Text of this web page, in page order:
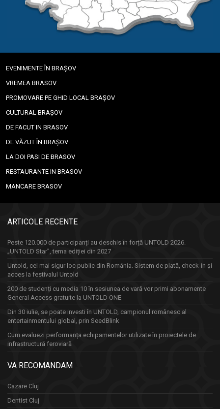
EVENIMENTE ÎN BRAȘOV
VREMEA BRASOV
PROMOVARE PE GHID LOCAL BRAȘOV
CULTURAL BRAȘOV
DE FACUT IN BRASOV
DE VĂZUT ÎN BRAȘOV
LA DOI PASI DE BRASOV
RESTAURANTE IN BRASOV
MANCARE BRASOV
ARTICOLE RECENTE
Peste 120.000 de participanți au deschis în forță UNTOLD 2026.
„UNTOLD Star”, tema ediției din 2027
Untold, cel mai sigur loc public din România. Sistem de plată, check-in și
acces la festivalul Untold
200 de studenți cu media 10 în sesiunea de vară vor primi abonamente
General Access gratuite la UNTOLD ONE
Din 30 iulie, se poate investi în UNTOLD, campionul românesc al
entertainmentului global, prin SeedBlink
Cum evaluezi performanța echipamentelor utilizate în proiectele de
infrastructură feroviară
VA RECOMANDAM
Cazare Cluj
Dentist Cluj